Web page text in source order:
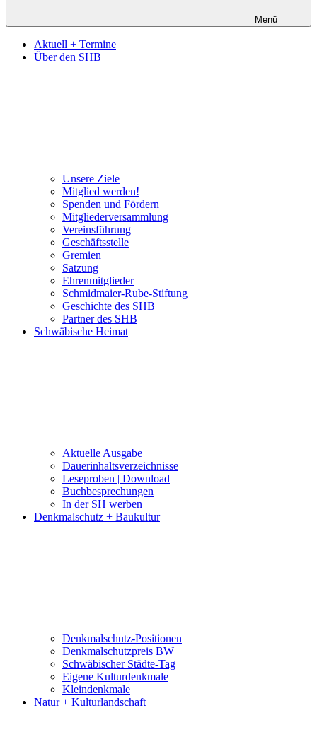
Menü
Aktuell + Termine
Über den SHB
Unsere Ziele
Mitglied werden!
Spenden und Fördern
Mitgliederversammlung
Vereinsführung
Geschäftsstelle
Gremien
Satzung
Ehrenmitglieder
Schmidmaier-Rube-Stiftung
Geschichte des SHB
Partner des SHB
Schwäbische Heimat
Aktuelle Ausgabe
Dauerinhaltsverzeichnisse
Leseproben | Download
Buchbesprechungen
In der SH werben
Denkmalschutz + Baukultur
Denkmalschutz-Positionen
Denkmalschutzpreis BW
Schwäbischer Städte-Tag
Eigene Kulturdenkmale
Kleindenkmale
Natur + Kulturlandschaft